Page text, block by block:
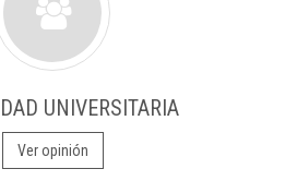
UNIVERSITARIA
Ver opinión